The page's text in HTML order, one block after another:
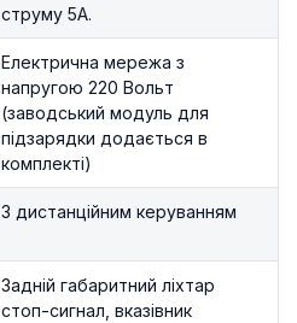
струму 5А.
Електрична мережа з
напругою 220 Вольт
(заводський модуль для
підзарядки додається в
комплекті)
З дистанційним керуванням
Задній габаритний ліхтар
стоп-сигнал, вказівник